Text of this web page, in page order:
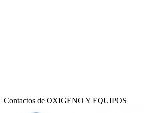
Contactos de OXIGENO Y EQUIPOS